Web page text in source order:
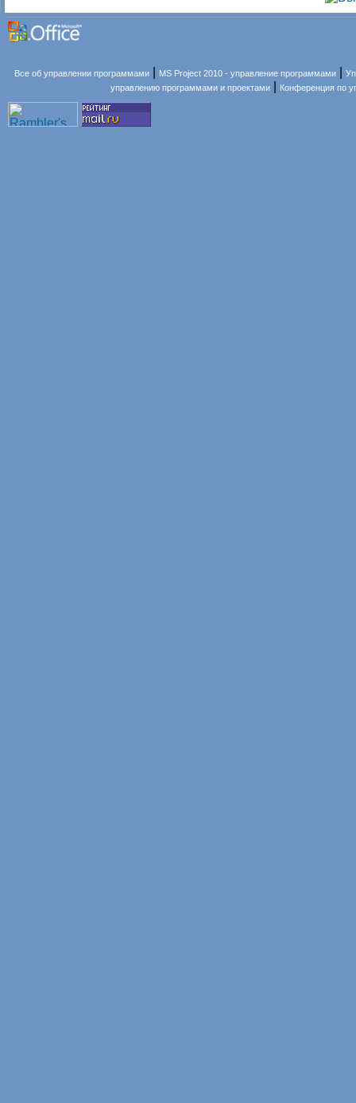
Все об управлении программами MS Project 2010 - управление программами
управлению программами и проектами
Конференция по